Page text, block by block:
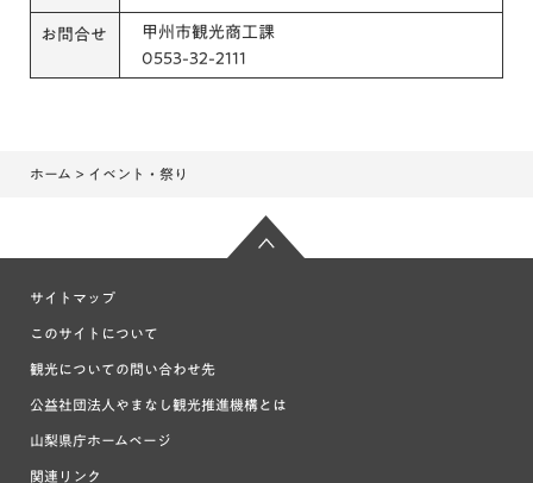
お問合せ
甲州市観光商工課
0553-32-2111
ホーム > イベント・祭り
サイトマップ
このサイトについて
観光についての問い合わせ先
公益社団法人やまなし観光推進機構とは
山梨県庁ホームページ
関連リンク